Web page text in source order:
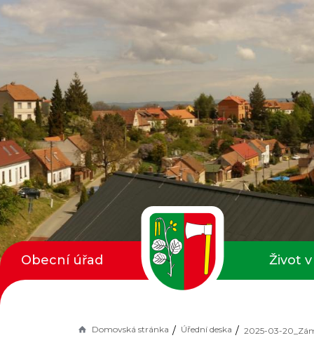
Domovská stránka Úřední deska
Obecní úřad Život